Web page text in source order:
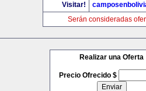
Visitar!
Serán consideradas
Realizar una Oferta
Precio Ofrecido $